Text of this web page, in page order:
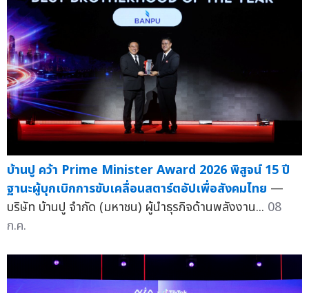
บ้านปู คว้า Prime Minister Award 2026 พิสูจน์ 15 ปี
ฐานะผู้บุกเบิกการขับเคลื่อนสตาร์ตอัปเพื่อสังคมไทย —
บริษัท บ้านปู จำกัด (มหาชน) ผู้นำธุรกิจด้านพลังงาน... 08
ก.ค.